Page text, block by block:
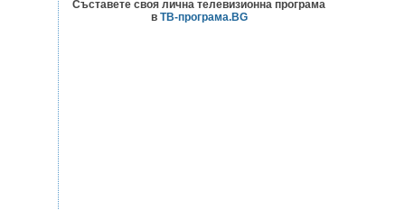
Съставете своя лична телевизионна програма
в ТВ-програма.BG